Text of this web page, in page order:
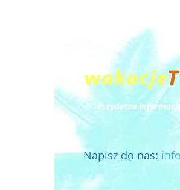
Napisz do nas: